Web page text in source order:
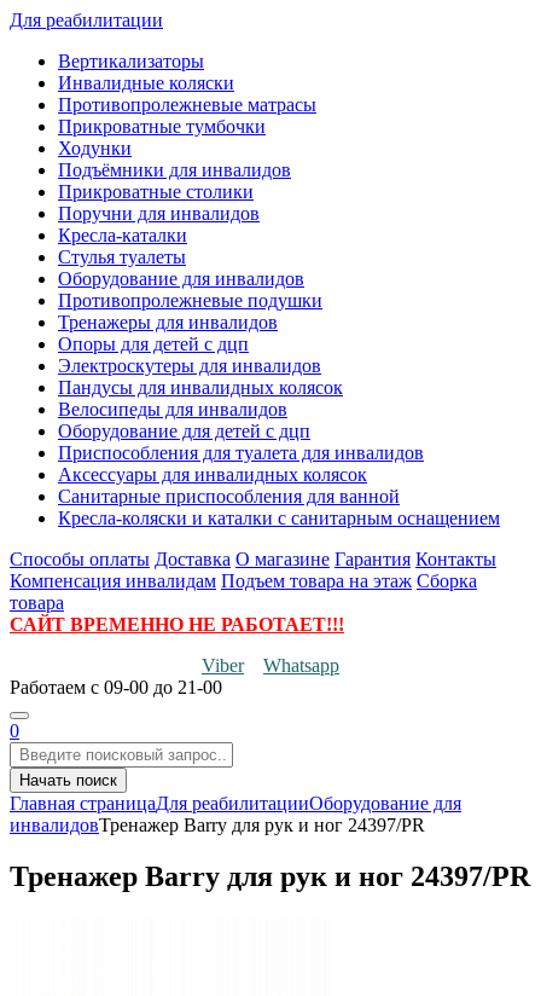
Для реабилитации
Вертикализаторы
Инвалидные коляски
Противопролежневые матрасы
Прикроватные тумбочки
Ходунки
Подъёмники для инвалидов
Прикроватные столики
Поручни для инвалидов
Кресла-каталки
Стулья туалеты
Оборудование для инвалидов
Противопролежневые подушки
Тренажеры для инвалидов
Опоры для детей с дцп
Электроскутеры для инвалидов
Пандусы для инвалидных колясок
Велосипеды для инвалидов
Оборудование для детей с дцп
Приспособления для туалета для инвалидов
Аксессуары для инвалидных колясок
Санитарные приспособления для ванной
Кресла-коляски и каталки с санитарным оснащением
Способы оплаты Доставка О магазине Гарантия Контакты
Компенсация инвалидам Подъем товара на этаж Сборка
товара
САЙТ ВРЕМЕННО НЕ РАБОТАЕТ!!!
Viber
Whatsapp
Работаем с 09-00 до 21-00
0
Начать поиск
Главная страницаДля реабилитацииОборудование для
инвалидовТренажер Barry для рук и ног 24397/PR
Тренажер Barry для рук и ног 24397/PR